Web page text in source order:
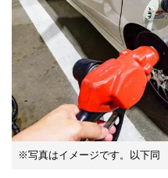
※写真はイメージです。以下同